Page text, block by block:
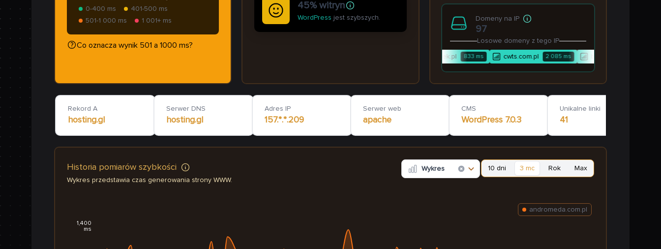
0-400 ms
401-500 ms
501-1 000 ms
1 001+ ms
Co oznacza wynik 501 a 1000 ms?
45% witryn
WordPress jest szybszych. Domeny na IP
97
Losowe domeny z tego IP
blaszanybebenek.pl 833ms cwts.com.pl 2 085ms
Rekord A
hosting.gl
Serwer DNS
hosting.gl
Adres IP
157.*.*.209
Serwer web
apache
CMS
WordPress 7.0.3
Unikalne linki
41
Historia pomiarów szybkości
Wykres przedstawia czas generowania strony WWW.
Wykres 10 dni 3 mc Rok Max
1,400
ms
andromeda.com.pl